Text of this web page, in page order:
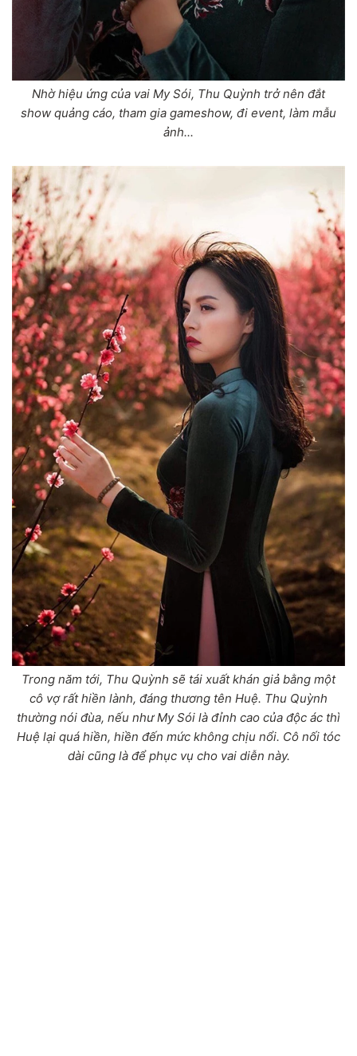
Nhờ hiệu ứng của vai My Sói, Thu Quỳnh trở nên đắt
show quảng cáo, tham gia gameshow, đi event, làm mẫu
ảnh...
Trong năm tới, Thu Quỳnh sẽ tái xuất khán giả bằng một
cô vợ rất hiền lành, đáng thương tên Huệ. Thu Quỳnh
thường nói đùa, nếu như My Sói là đỉnh cao của độc ác thì
Huệ lại quá hiền, hiền đến mức không chịu nổi. Cô nối tóc
dài cũng là để phục vụ cho vai diễn này.